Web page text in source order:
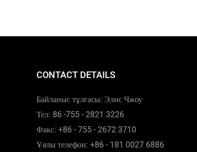
CONTACT DETAILS
Байланыс тұлғасы: Элис Чжоу
Тел: 86 -755 - 2821 3226
Факс: +86 - 755 - 2672 3710
Ұялы телефон: +86 - 181 0027 6886